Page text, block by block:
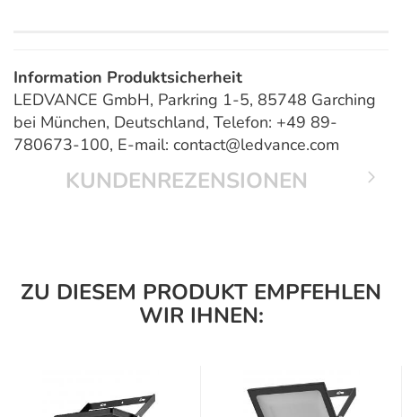
Information Produktsicherheit
LEDVANCE GmbH, Parkring 1-5, 85748 Garching
bei München, Deutschland, Telefon: +49 89-
780673-100, E-mail: contact@ledvance.com
KUNDENREZENSIONEN
ZU DIESEM PRODUKT EMPFEHLEN
WIR IHNEN: